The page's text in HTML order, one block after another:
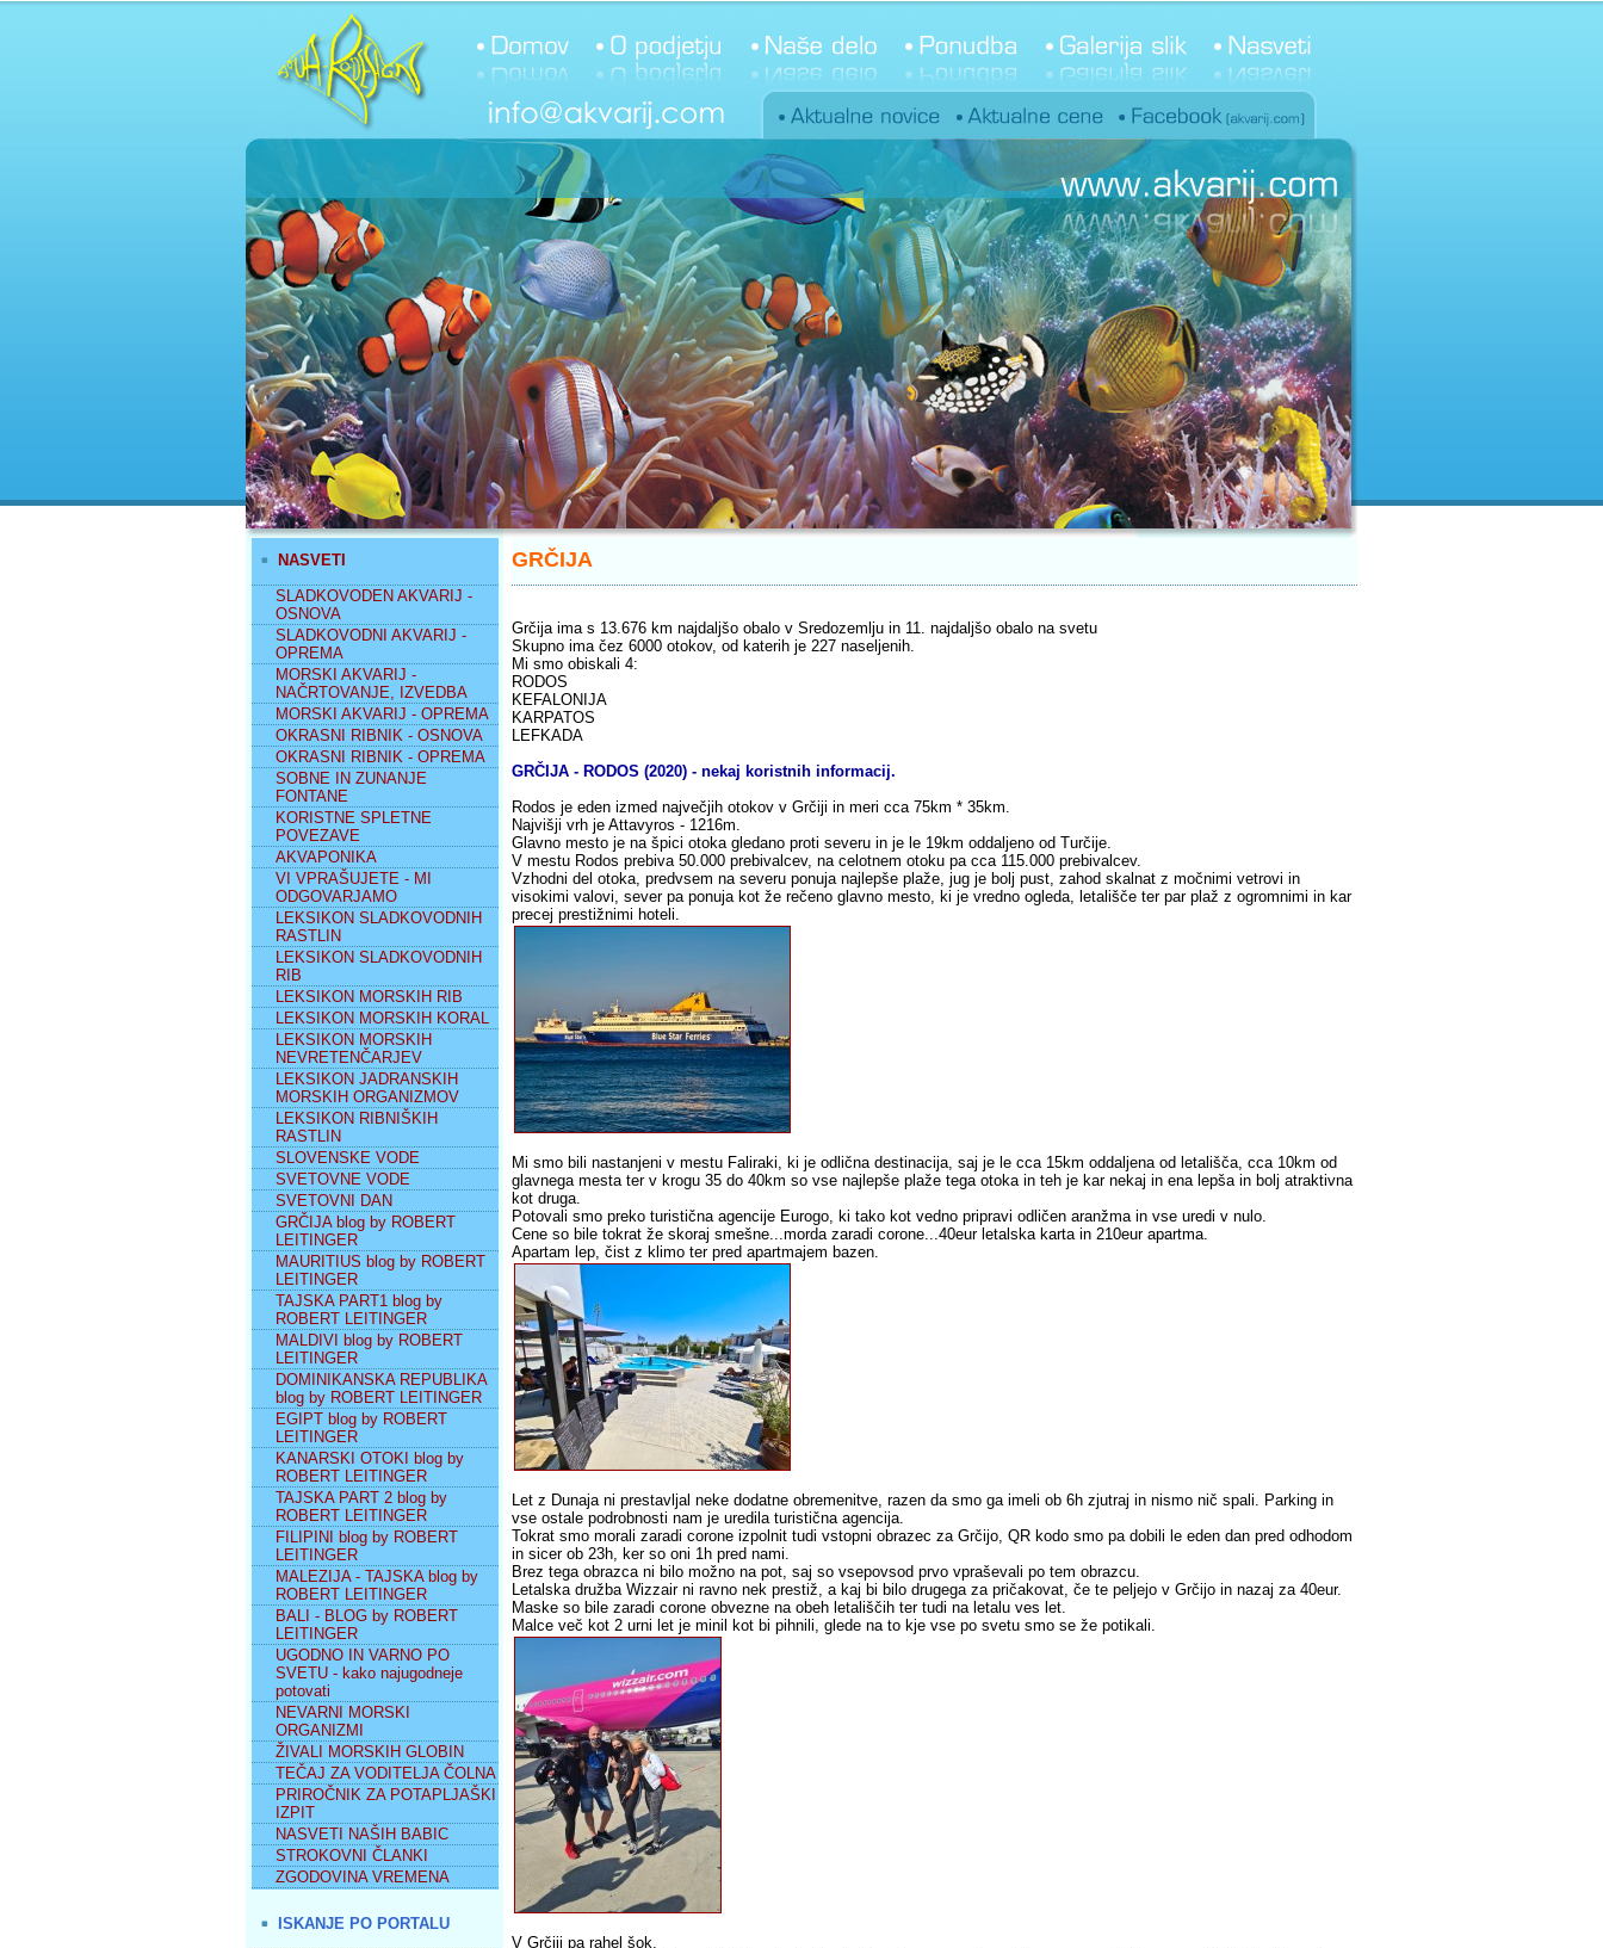
NASVETI
SLADKOVODEN AKVARIJ -
OSNOVA
SLADKOVODNI AKVARIJ -
OPREMA
MORSKI AKVARIJ -
NAČRTOVANJE, IZVEDBA
MORSKI AKVARIJ - OPREMA
OKRASNI RIBNIK - OSNOVA
OKRASNI RIBNIK - OPREMA
SOBNE IN ZUNANJE
FONTANE
KORISTNE SPLETNE
POVEZAVE
AKVAPONIKA
VI VPRAŠUJETE - MI
ODGOVARJAMO
LEKSIKON SLADKOVODNIH
RASTLIN
LEKSIKON SLADKOVODNIH
RIB
LEKSIKON MORSKIH RIB
LEKSIKON MORSKIH KORAL
LEKSIKON MORSKIH
NEVRETENČARJEV
LEKSIKON JADRANSKIH
MORSKIH ORGANIZMOV
LEKSIKON RIBNIŠKIH
RASTLIN
SLOVENSKE VODE
SVETOVNE VODE
SVETOVNI DAN
GRČIJA blog by ROBERT
LEITINGER
MAURITIUS blog by ROBERT
LEITINGER
TAJSKA PART1 blog by
ROBERT LEITINGER
MALDIVI blog by ROBERT
LEITINGER
DOMINIKANSKA REPUBLIKA
blog by ROBERT LEITINGER
EGIPT blog by ROBERT
LEITINGER
KANARSKI OTOKI blog by
ROBERT LEITINGER
TAJSKA PART 2 blog by
ROBERT LEITINGER
FILIPINI blog by ROBERT
LEITINGER
MALEZIJA - TAJSKA blog by
ROBERT LEITINGER
BALI - BLOG by ROBERT
LEITINGER
UGODNO IN VARNO PO
SVETU - kako najugodneje
potovati
NEVARNI MORSKI
ORGANIZMI
ŽIVALI MORSKIH GLOBIN
TEČAJ ZA VODITELJA ČOLNA
PRIROČNIK ZA POTAPLJAŠKI
IZPIT
NASVETI NAŠIH BABIC
STROKOVNI ČLANKI
ZGODOVINA VREMENA
ISKANJE PO PORTALU
GRČIJA
Grčija ima s 13.676 km najdaljšo obalo v Sredozemlju in 11. najdaljšo obalo na svetu
Skupno ima čez 6000 otokov, od katerih je 227 naseljenih.
Mi smo obiskali 4:
RODOS
KEFALONIJA
KARPATOS
LEFKADA
GRČIJA - RODOS (2020) - nekaj koristnih informacij.
Rodos je eden izmed največjih otokov v Grčiji in meri cca 75km * 35km.
Najvišji vrh je Attavyros - 1216m.
Glavno mesto je na špici otoka gledano proti severu in je le 19km oddaljeno od Turčije.
V mestu Rodos prebiva 50.000 prebivalcev, na celotnem otoku pa cca 115.000 prebivalcev.
Vzhodni del otoka, predvsem na severu ponuja najlepše plaže, jug je bolj pust, zahod skalnat z močnimi vetrovi in
visokimi valovi, sever pa ponuja kot že rečeno glavno mesto, ki je vredno ogleda, letališče ter par plaž z ogromnimi in kar
precej prestižnimi hoteli.
Mi smo bili nastanjeni v mestu Faliraki, ki je odlična destinacija, saj je le cca 15km oddaljena od letališča, cca 10km od
glavnega mesta ter v krogu 35 do 40km so vse najlepše plaže tega otoka in teh je kar nekaj in ena lepša in bolj atraktivna
kot druga.
Potovali smo preko turistična agencije Eurogo, ki tako kot vedno pripravi odličen aranžma in vse uredi v nulo.
Cene so bile tokrat že skoraj smešne...morda zaradi corone...40eur letalska karta in 210eur apartma.
Apartam lep, čist z klimo ter pred apartmajem bazen.
Let z Dunaja ni prestavljal neke dodatne obremenitve, razen da smo ga imeli ob 6h zjutraj in nismo nič spali. Parking in
vse ostale podrobnosti nam je uredila turistična agencija.
Tokrat smo morali zaradi corone izpolnit tudi vstopni obrazec za Grčijo, QR kodo smo pa dobili le eden dan pred odhodom
in sicer ob 23h, ker so oni 1h pred nami.
Brez tega obrazca ni bilo možno na pot, saj so vsepovsod prvo vpraševali po tem obrazcu.
Letalska družba Wizzair ni ravno nek prestiž, a kaj bi bilo drugega za pričakovat, če te peljejo v Grčijo in nazaj za 40eur.
Maske so bile zaradi corone obvezne na obeh letališčih ter tudi na letalu ves let.
Malce več kot 2 urni let je minil kot bi pihnili, glede na to kje vse po svetu smo se že potikali.
V Grčiji pa rahel šok.